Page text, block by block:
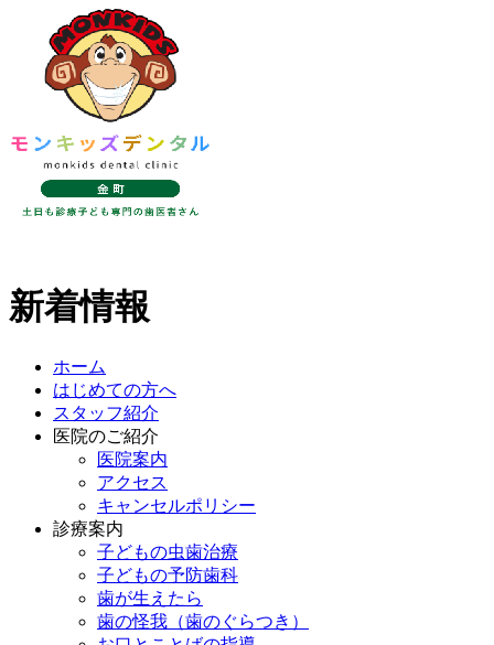
新着情報
ホーム
はじめての方へ
スタッフ紹介
医院のご紹介
医院案内
アクセス
キャンセルポリシー
診療案内
子どもの虫歯治療
子どもの予防歯科
歯が生えたら
歯の怪我（歯のぐらつき）